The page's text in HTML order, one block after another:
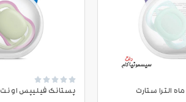
پستانک فیلیپس اونت 0 تا 2 ماه الترا ستارت





پستانک فیلیپس اونت 0 تا 6 ماه الترا ایر SCF085/24